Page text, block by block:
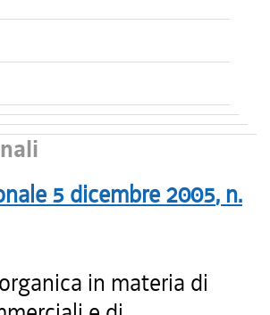
5 dicembre 2005, n.
in materia di